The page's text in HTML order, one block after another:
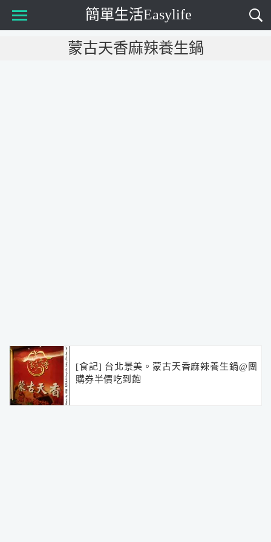
簡單生活Easylife
Main Menu蒙古天香麻辣養生鍋
[食記] 台北景美。蒙古天香麻辣養生鍋@團
購券半價吃到飽